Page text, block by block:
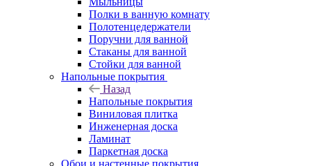
Полки в ванную комнату
Полотенцедержатели
Поручни для ванной
Стаканы для ванной
Стойки для ванной
Напольные покрытия
Назад
Напольные покрытия
Виниловая плитка
Инженерная доска
Ламинат
Паркетная доска
Обои и настенные покрытия